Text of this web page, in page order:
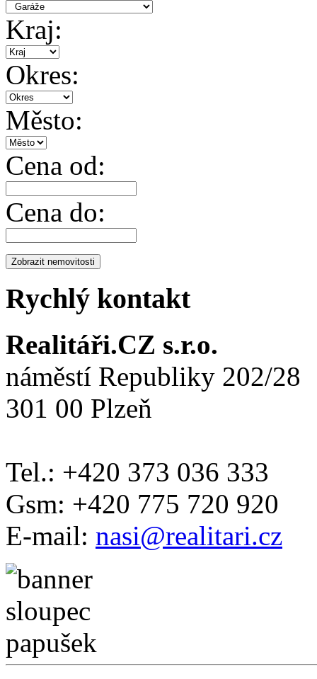
Kraj:
Okres:
Město:
Cena od:
Cena do:
Rychlý kontakt
Realitáři.CZ s.r.o.
náměstí Republiky 202/28
301 00 Plzeň
Tel.: +420 373 036 333
Gsm: +420 775 720 920
E-mail: nasi@realitari.cz